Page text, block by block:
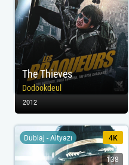
The Thieves
Dodookdeul
2012
Dublaj - Altyazı 4K
138